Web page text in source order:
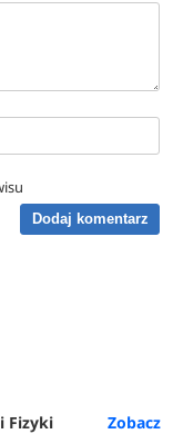
Dodaj komentarz
Fizyki